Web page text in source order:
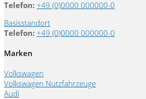
Telefon: +49 (0)0000 000000-0
Basisstandort
Telefon: +49 (0)0000 000000-0
Marken
Volkswagen
Volkswagen Nutzfahrzeuge
Audi